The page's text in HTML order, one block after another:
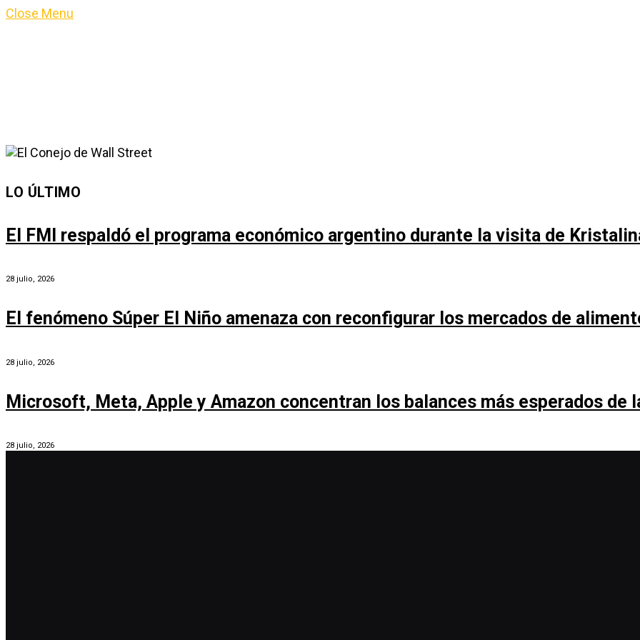
Close Menu
LO ÚLTIMO
El FMI respaldó el programa económico argentino durante la visita de
28 julio, 2026
El fenómeno Súper El Niño amenaza con reconfigurar los mercados de
28 julio, 2026
Microsoft, Meta, Apple y Amazon concentran los balances más esperados de
28 julio, 2026